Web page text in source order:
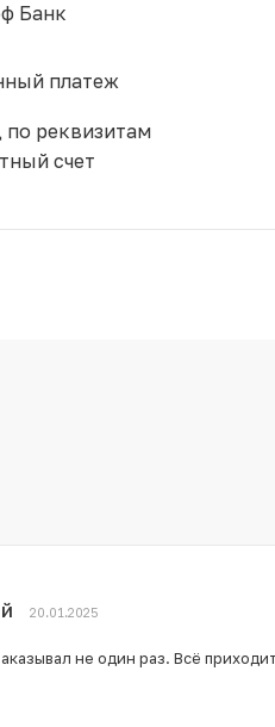
Банк
платеж
по реквизитам
счет
20.01.2025
не один раз. Всё